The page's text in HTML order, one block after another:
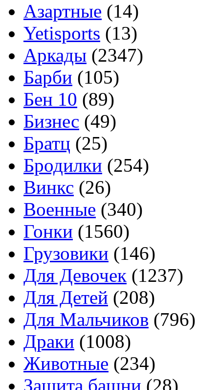
Азартные (14)
Yetisports (13)
Аркады (2347)
Барби (105)
Бен 10 (89)
Бизнес (49)
Братц (25)
Бродилки (254)
Винкс (26)
Военные (340)
Гонки (1560)
Грузовики (146)
Для Девочек (1237)
Для Детей (208)
Для Мальчиков (796)
Драки (1008)
Животные (234)
Защита башни (28)